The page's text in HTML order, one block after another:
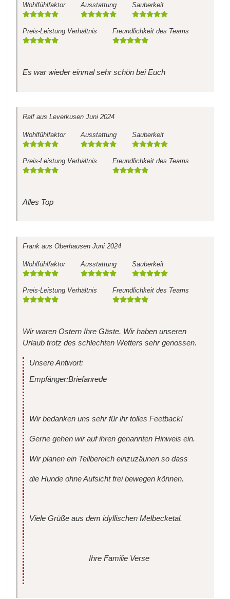
Wohlfühlfaktor Ausstattung Sauberkeit
Preis-Leistung Verhältnis Freundlichkeit des Teams
Es war wieder einmal sehr schön bei Euch
Ralfaus Leverkusen Juni 2024
Wohlfühlfaktor Ausstattung Sauberkeit
Preis-Leistung Verhältnis Freundlichkeit des Teams
Alles Top
Frank aus Oberhausen Juni 2024
Wohlfühlfaktor Ausstattung Sauberkeit
Preis-Leistung Verhältnis Freundlichkeit des Teams
Wir waren Ostern Ihre Gäste. Wir haben unseren
Urlaub trotz des schlechten Wetters sehr genossen.
Unsere Antwort:
Empfänger:Briefanrede
Wir bedanken uns sehr für ihr tolles Feetback!
Gerne gehen wir auf ihren genannten Hinweis ein.
Wir planen ein Teilbereich einzuzäunen so dass
die Hunde ohne Aufsicht frei bewegen können.
Viele Grüße aus dem idyllischen Melbecketal.
Ihre Familie Verse